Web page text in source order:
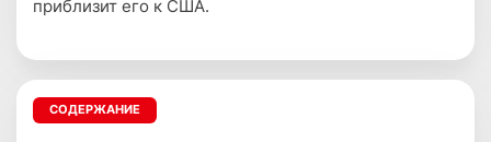
приблизит его к США.
СОДЕРЖАНИЕ